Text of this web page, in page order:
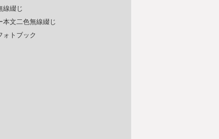
線綴じ
本文二色無線綴じ
ォトブック